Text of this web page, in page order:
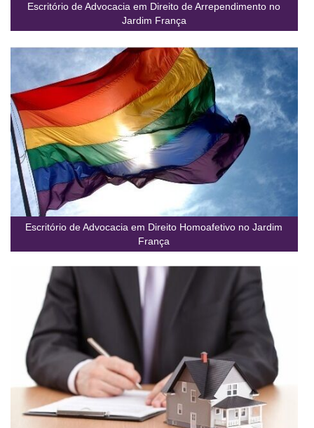
Escritório de Advocacia em Direito de Arrependimento no
Jardim França
Escritório de Advocacia em Direito Homoafetivo no Jardim
França